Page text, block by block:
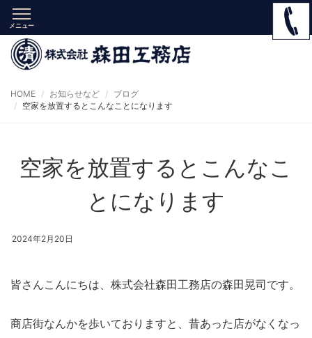
メニュー
HOME お知らせなど
ブログ
空家を放置するとこんなことになります
空家を放置するとこんなこ
とになります
2024年2月20日
皆さんこんにちは、株式会社森田工務店の森田晃司です。
商店街なんかを歩いておりますと、昔あった店がなくなっ